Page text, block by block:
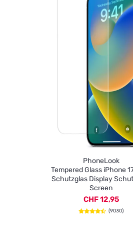
PhoneLook
Tempered Glass iPhone
Schutzglas Display
Screen
CHF 12,95
(9030)